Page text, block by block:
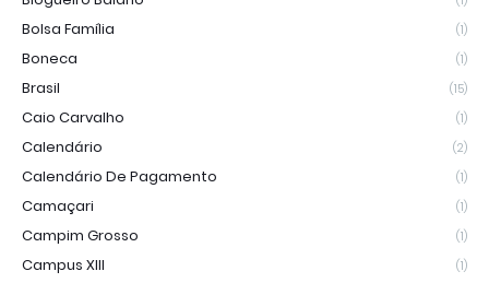
Bolsa Família (1)
Boneca (1)
Brasil (15)
Caio Carvalho (1)
Calendário (2)
Calendário De Pagamento (1)
Camaçari (1)
Campim Grosso (1)
Campus XIII (1)